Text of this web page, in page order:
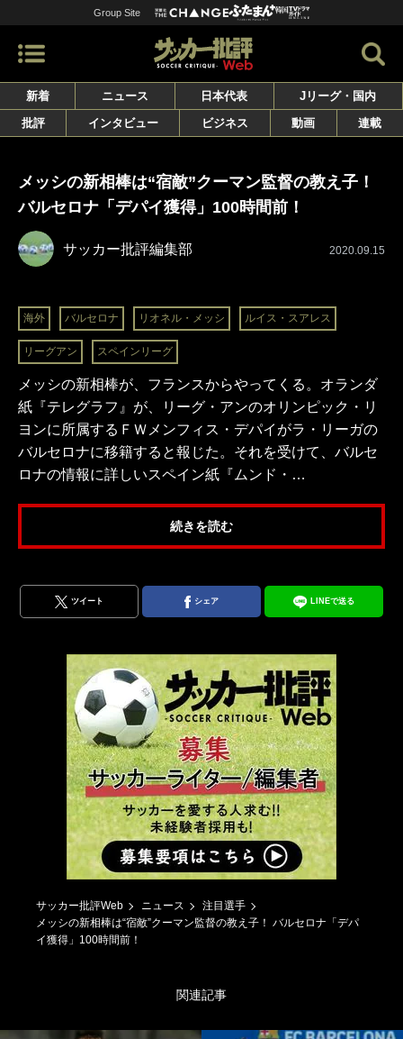
Group Site
新着 ニュース 日本代表
Jリーグ・国内
批評
インタビュー ビジネス 動画 連載
メッシの新相棒は“宿敵”クーマン監督の教え子！
バルセロナ「デパイ獲得」100時間前！
サッカー批評編集部 2020.09.15
海外 バルセロナ リオネル・メッシ ルイス・スアレス
リーグアン スペインリーグ
メッシの新相棒が、フランスからやってくる。オランダ
紙『テレグラフ』が、リーグ・アンのオリンピック・リ
ヨンに所属するＦＷメンフィス・デパイがラ・リーガの
バルセロナに移籍すると報じた。それを受けて、バルセ
ロナの情報に詳しいスペイン紙『ムンド・…
続きを読む
ツイート シェア LINEで送る
サッカー批評Web ニュース
注目選手
メッシの新相棒は“宿敵”クーマン監督の教え子！ バルセロナ「デパ
イ獲得」100時間前！
関連記事